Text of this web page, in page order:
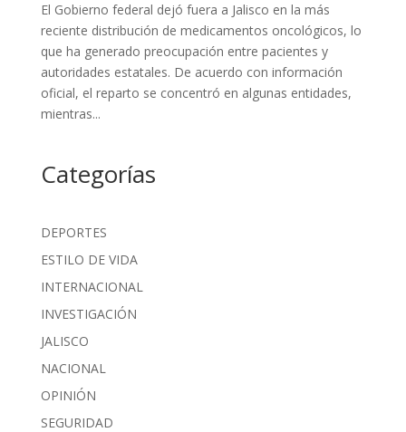
El Gobierno federal dejó fuera a Jalisco en la más
reciente distribución de medicamentos oncológicos, lo
que ha generado preocupación entre pacientes y
autoridades estatales. De acuerdo con información
oficial, el reparto se concentró en algunas entidades,
mientras...
Categorías
DEPORTES
ESTILO DE VIDA
INTERNACIONAL
INVESTIGACIÓN
JALISCO
NACIONAL
OPINIÓN
SEGURIDAD